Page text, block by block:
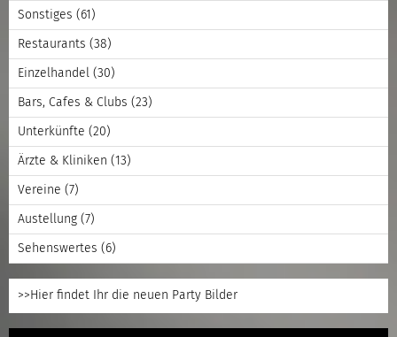
Sonstiges (61)
Restaurants (38)
Einzelhandel (30)
Bars, Cafes & Clubs (23)
Unterkünfte (20)
Ärzte & Kliniken (13)
Vereine (7)
Austellung (7)
Sehenswertes (6)
>>Hier findet Ihr die neuen Party Bilder